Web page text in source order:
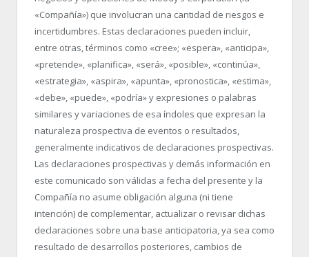
«Compañía») que involucran una cantidad de riesgos e
incertidumbres. Estas declaraciones pueden incluir,
entre otras, términos como «cree»; «espera», «anticipa»,
«pretende», «planifica», «será», «posible», «continúa»,
«estrategia», «aspira», «apunta», «pronostica», «estima»,
«debe», «puede», «podría» y expresiones o palabras
similares y variaciones de esa índoles que expresan la
naturaleza prospectiva de eventos o resultados,
generalmente indicativos de declaraciones prospectivas.
Las declaraciones prospectivas y demás información en
este comunicado son válidas a fecha del presente y la
Compañía no asume obligación alguna (ni tiene
intención) de complementar, actualizar o revisar dichas
declaraciones sobre una base anticipatoria, ya sea como
resultado de desarrollos posteriores, cambios de